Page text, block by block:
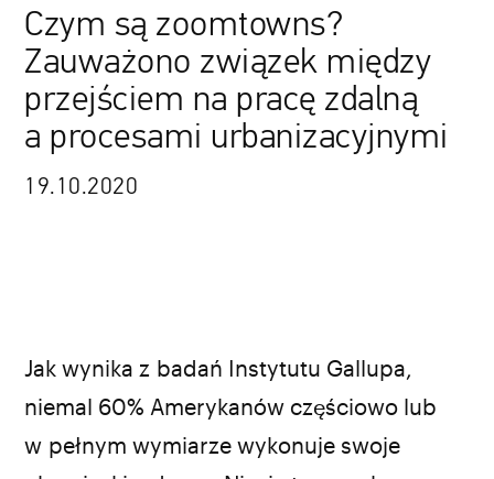
Czym są zoomtowns?
Zauważono związek między
przejściem na pracę zdalną
a procesami urbanizacyjnymi
19.10.2020
FACEBOOK TWITTER PINTEREST MAIL
Jak wynika z badań Instytutu Gallupa,
niemal 60% Amerykanów częściowo lub
w pełnym wymiarze wykonuje swoje